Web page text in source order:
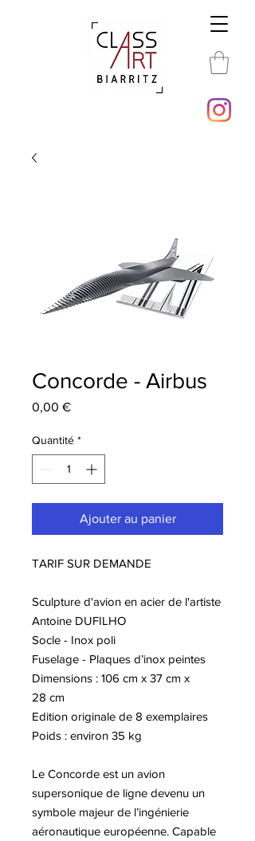
Concorde - Airbus
0,00 €Prix
Quantité *
Ajouter au panier
TARIF SUR DEMANDE
Sculpture d'avion en acier de l'artiste
Antoine DUFILHO
Socle - Inox poli
Fuselage - Plaques d’inox peintes
Dimensions : 106 cm x 37 cm x
28 cm
Edition originale de 8 exemplaires
Poids : environ 35 kg
Le Concorde est un avion
supersonique de ligne devenu un
symbole majeur de l’ingénierie
aéronautique européenne. Capable